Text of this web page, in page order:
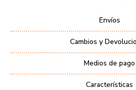
Envíos
Cambios y
Medios de pago
Características